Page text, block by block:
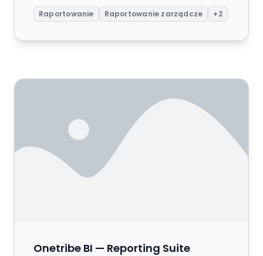
Raportowanie Raportowanie zarządcze +2
Onetribe BI — Reporting Suite
Onetribe BI — Reporting Suite